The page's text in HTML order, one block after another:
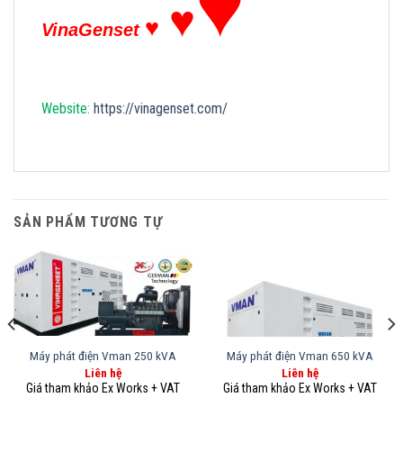
VinaGenset ♥ ♥
Website: https://vinagenset.com/
SẢN PHẨM TƯƠNG TỰ
Máy phát điện Vman 250 kVA
Liên hệ
Máy phát điện Vman 650 kVA
Liên hệ